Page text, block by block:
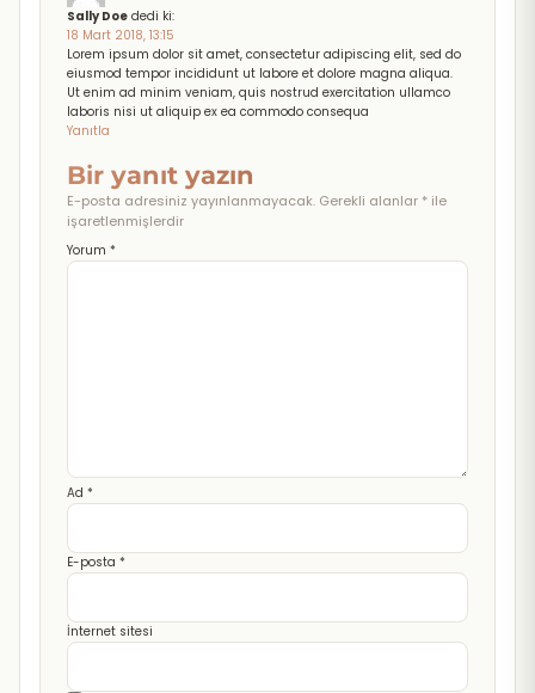
Sally Doe dedi ki:
18 Mart 2018, 13:15
Lorem ipsum dolor sit amet, consectetur adipiscing elit, sed do
eiusmod tempor incididunt ut labore et dolore magna aliqua.
Ut enim ad minim veniam, quis nostrud exercitation ullamco
laboris nisi ut aliquip ex ea commodo consequa
Yanıtla
Bir yanıt yazın
E-posta adresiniz yayınlanmayacak. Gerekli alanlar * ile
işaretlenmişlerdir
Yorum *
Ad *
E-posta *
İnternet sitesi